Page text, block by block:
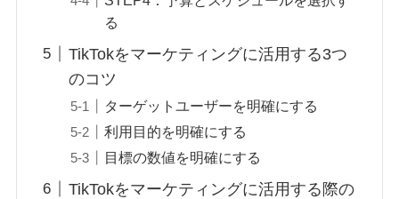
る
TikTokをマーケティングに活用する3つ
のコツ
ターゲットユーザーを明確にする
利用目的を明確にする
目標の数値を明確にする
TikTokをマーケティングに活用する際の